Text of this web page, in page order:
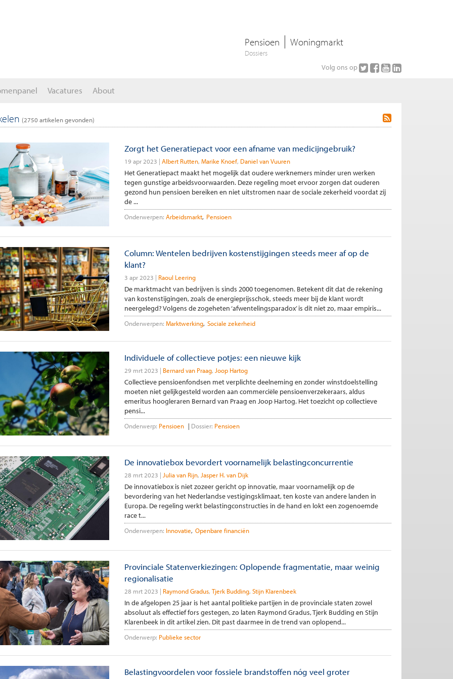
Pensioen Woningmarkt
Dossiers
Volg ons op
Vacatures About
(2750 artikelen gevonden)
Zorgt het Generatiepact voor een afname van medicijngebruik?
19 apr 2023 Albert Rutten Marike Knoef Daniel van Vuuren
Het Generatiepact maakt het mogelijk dat oudere werknemers minder uren werken
tegen gunstige arbeidsvoorwaarden. Deze regeling moet ervoor zorgen dat ouderen
gezond hun pensioen bereiken en niet uitstromen naar de sociale zekerheid voordat zij
de ...
Onderwerpen: Arbeidsmarkt Pensioen
Column: Wentelen bedrijven kostenstijgingen steeds meer af op de
klant?
3 apr 2023 Raoul Leering
De marktmacht van bedrijven is sinds 2000 toegenomen. Betekent dit dat de rekening
van kostenstijgingen, zoals de energieprijsschok, steeds meer bij de klant wordt
neergelegd? Volgens de zogeheten ‘afwentelingsparadox’ is dit niet zo, maar empiris...
Onderwerpen: Marktwerking Sociale zekerheid
Individuele of collectieve potjes: een nieuwe kijk
29 mrt 2023 Bernard van Praag Joop Hartog
Collectieve pensioenfondsen met verplichte deelneming en zonder winstdoelstelling
moeten niet gelijkgesteld worden aan commerciële pensioenverzekeraars, aldus
emeritus hoogleraren Bernard van Praag en Joop Hartog. Het toezicht op collectieve
pensi...
Onderwerp: Pensioen Dossier: Pensioen
De innovatiebox bevordert voornamelijk belastingconcurrentie
28 mrt 2023 Julia van Rijn Jasper H. van Dijk
De innovatiebox is niet zozeer gericht op innovatie, maar voornamelijk op de
bevordering van het Nederlandse vestigingsklimaat, ten koste van andere landen in
Europa. De regeling werkt belastingconstructies in de hand en lokt een zogenoemde
race t...
Onderwerpen: Innovatie Openbare financiën
Provinciale Statenverkiezingen: Oplopende fragmentatie, maar weinig
regionalisatie
28 mrt 2023 Raymond Gradus Tjerk Budding Stijn Klarenbeek
In de afgelopen 25 jaar is het aantal politieke partijen in de provinciale staten zowel
absoluut als effectief fors gestegen, zo laten Raymond Gradus, Tjerk Budding en Stijn
Klarenbeek in dit artikel zien. Dit past daarmee in de trend van oplopend...
Onderwerp: Publieke sector
Belastingvoordelen voor fossiele brandstoffen nóg veel groter